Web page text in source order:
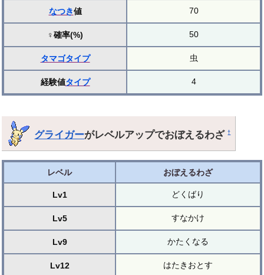
なつき値 70
♀確率(%) 50
タマゴタイプ 虫
経験値タイプ 4
グライガーがレベルアップでおぼえるわざ†
レベル おぼえるわざ
Lv1 どくばり
Lv5 すなかけ
Lv9 かたくなる
Lv12 はたきおとす